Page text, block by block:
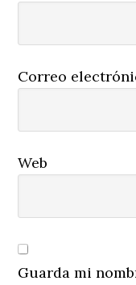
Correo
Web
Guarda mi